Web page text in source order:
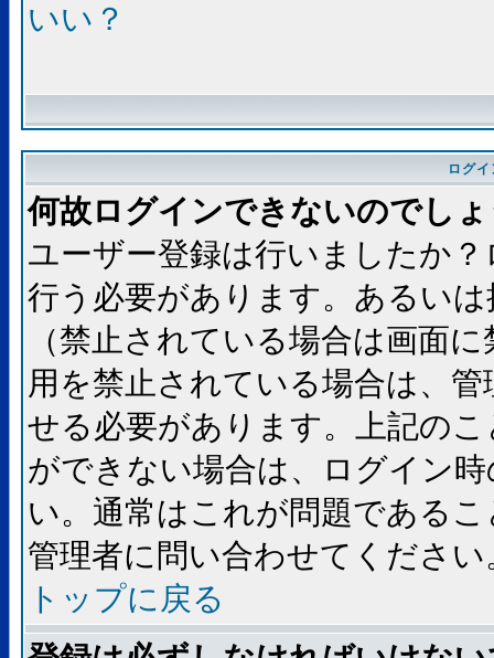
いい？
ログ
何故ログインできないのでし
ユーザー登録は行いましたか
行う必要があります。あるい
（禁止されている場合は画面
用を禁止されている場合は、
せる必要があります。上記の
ができない場合は、ログイン
い。通常はこれが問題である
管理者に問い合わせてください
トップに戻る